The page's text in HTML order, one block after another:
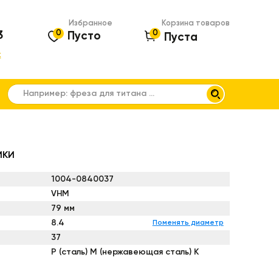
Избранное
0
Пусто
Корзина товаров
0
Пуста
1004-0840037
VHM
79 мм
8.4 Поменять диаметр
37
P (сталь) M (нержавеющая сталь) К